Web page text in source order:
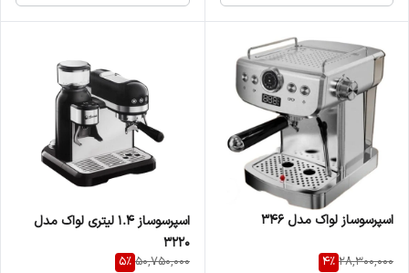
اسپرسوساز لواک مدل 346
28,300,000
4%
اسپرسوساز 1.4 لیتری لواک مدل
3220
50,750,000
5%